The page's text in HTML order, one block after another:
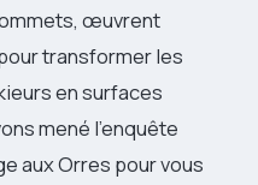
œuvrent
transformer les
en surfaces
mené l’enquête
aux Orres pour vous